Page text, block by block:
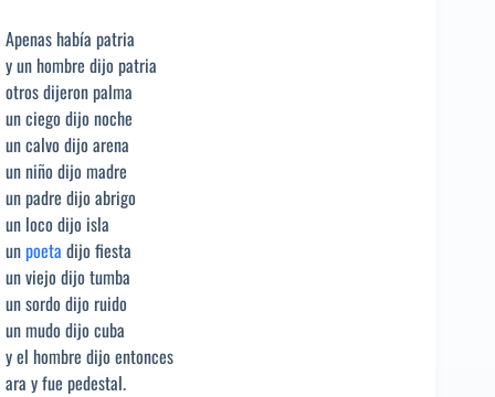
Apenas había patria
y un hombre dijo patria
otros dijeron palma
un ciego dijo noche
un calvo dijo arena
un niño dijo madre
un padre dijo abrigo
un loco dijo isla
unpoeta dijo fiesta
un viejo dijo tumba
un sordo dijo ruido
un mudo dijo cuba
y el hombre dijo entonces
ara y fue pedestal.